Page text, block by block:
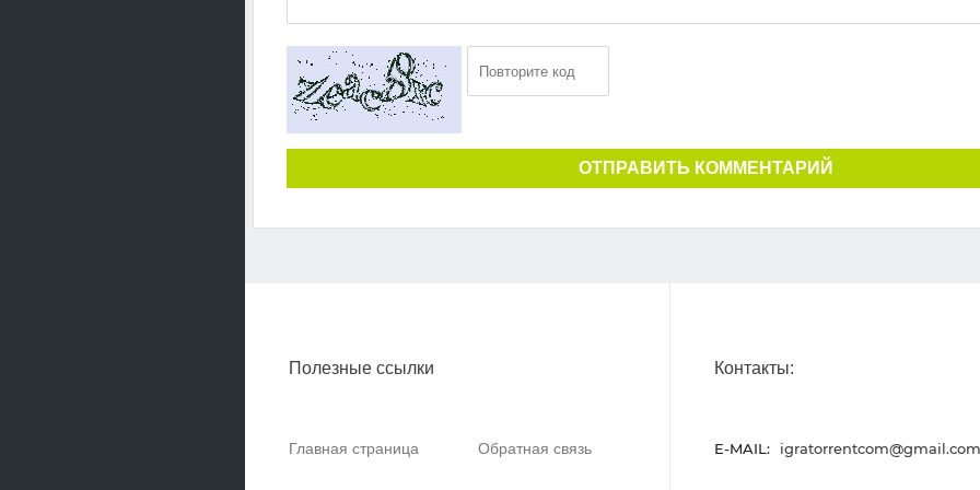
ОТПРАВИТЬ КОММЕНТАРИЙ
Полезные ссылки
Главная страница Обратная связь
Контакты:
E-MAIL: